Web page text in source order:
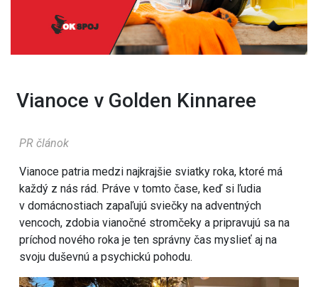
Vianoce v Golden Kinnaree
PR článok
Vianoce patria medzi najkrajšie sviatky roka, ktoré má
každý z nás rád. Práve v tomto čase, keď si ľudia
v domácnostiach zapaľujú sviečky na adventných
vencoch, zdobia vianočné stromčeky a pripravujú sa na
príchod nového roka je ten správny čas myslieť aj na
svoju duševnú a psychickú pohodu.